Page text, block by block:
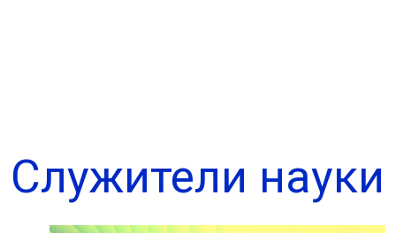
Служители науки